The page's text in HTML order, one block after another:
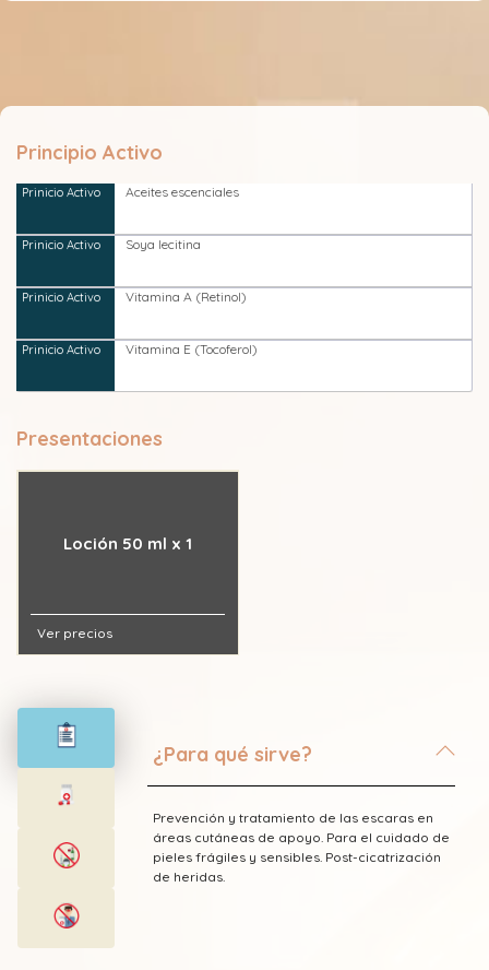
Principio Activo
Aceites escenciales
Soya lecitina
Vitamina A (Retinol)
Vitamina E (Tocoferol)
Presentaciones
Loción 50 ml x 1
Ver precios
¿Para qué sirve?
Prevención y tratamiento de las escaras en
áreas cutáneas de apoyo. Para el cuidado de
pieles frágiles y sensibles. Post-cicatrización
de heridas.